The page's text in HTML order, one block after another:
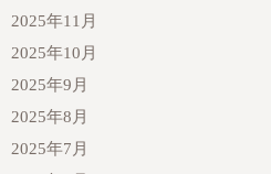
2025年11月
2025年10月
2025年9月
2025年8月
2025年7月